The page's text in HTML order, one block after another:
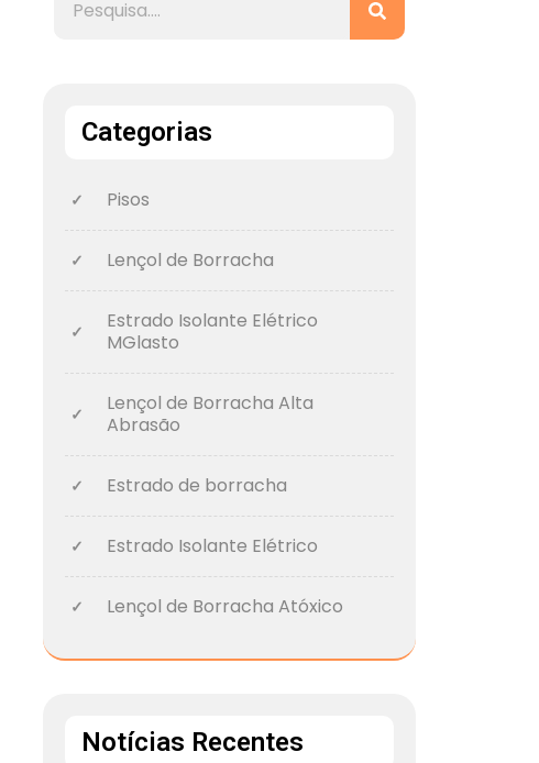
Categorias
Pisos
Lençol de Borracha
Estrado Isolante Elétrico
MGlasto
Lençol de Borracha Alta
Abrasão
Estrado de borracha
Estrado Isolante Elétrico
Lençol de Borracha Atóxico
Notícias Recentes